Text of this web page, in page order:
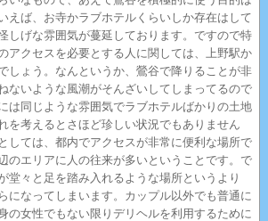
えば、お寺かラブホテルくらいしか存在はして
しげな雰囲気が蔓延しております。ですので特
アクセスを必要とする人に関しては、上野駅か
しょう。なんというか、鶯谷で降りることが非
ないような風潮がそんざいしてしまってるので
は同じような雰囲気でラブホテルばかりの土地
を考えるとさほど珍しい状況でもありません
しては、都内でアクセスが非常に便利な場所で
のエリアに人の往来が多いということです。で
堂々と足を踏み入れるような場所というより
になってしまいます。カップル以外でも普通に
の女性でもない限りデリヘルを利用するために